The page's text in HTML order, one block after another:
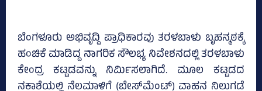
ಬೆಂಗಳೂರು ಅಭಿವೃದ್ದಿ ಪ್ರಾಧಿಕಾರವು ತರಳಬಾಳು ಬೃಹನ್ಮಠಕ್ಕೆ
ಹಂಚಿಕೆ ಮಾಡಿದ್ದ ನಾಗರಿಕ ಸೌಲಭ್ಯ ನಿವೇಶನದಲ್ಲಿ ತರಳಬಾಳು
ಕೇಂದ್ರ ಕಟ್ಟಡವನ್ನು ನಿರ್ಮಿಸಲಾಗಿದೆ. ಮೂಲ ಕಟ್ಟಡದ